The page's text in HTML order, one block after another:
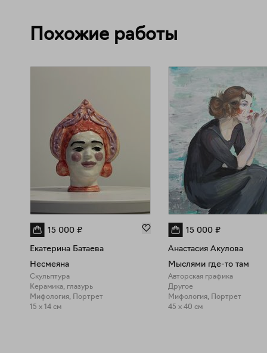
Похожие работы
15 000 ₽
Екатерина Батаева
Несмеяна
Скульптура
Керамика, глазурь
Мифология, Портрет
15 x 14 см
15 000 ₽
Анастасия Акулова
Мыслями где-то там
Авторская графика
Другое
Мифология, Портрет
45 x 40 см